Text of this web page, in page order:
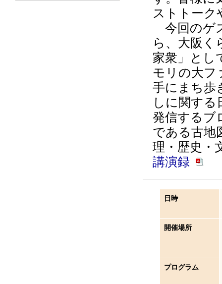
ストトーク
今回のゲ
ら、大阪く
家衆」とし
モリの大フ
手にまち歩
しに関する
発信するブ
である古地
理・歴史・
講演録
日時
開催場所
プログラム